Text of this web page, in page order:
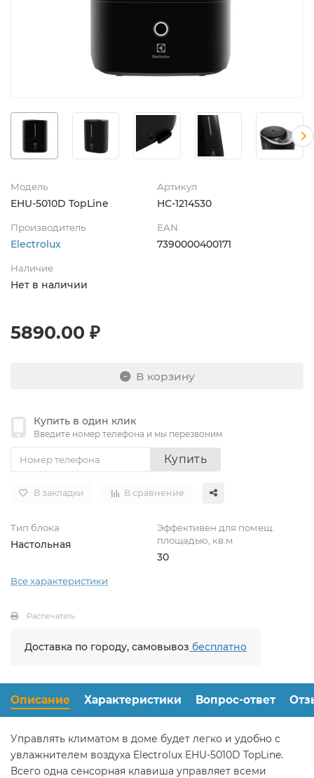
Модель
EHU-5010D TopLine
Артикул
НС-1214530
Производитель
Electrolux
EAN
7390000400171
Наличие
Нет в наличии
5890.00 ₽
В корзину
Купить в один клик
Введите номер телефона и мы перезвоним
Купить
В закладки В сравнение
Тип блока
Настольная
Эффективен для помещ.
площадью, кв.м
30
Все характеристики
Распечатать
Доставка по городу, самовывоз бесплатно
Описание Характеристики Вопрос-ответ
Управлять климатом в доме будет легко и удобно с
увлажнителем воздуха Electrolux EHU-5010D TopLine.
Всего одна сенсорная клавиша управляет всеми